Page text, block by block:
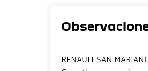
RENAULT SAN